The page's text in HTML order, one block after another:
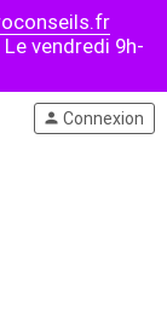
vendredi 9h-
person Connexion